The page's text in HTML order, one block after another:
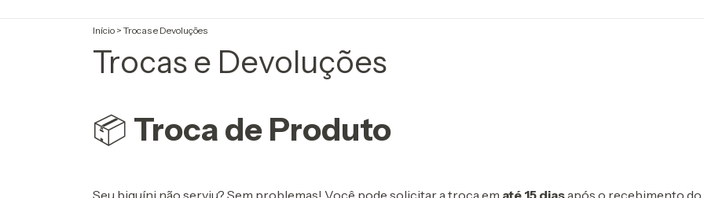
Início > Trocas e Devoluções
Trocas e Devoluções
📦 Troca de Produto